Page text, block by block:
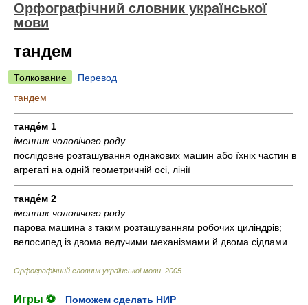
Орфографічний словник української
мови
тандем
Толкование
Перевод
тандем
—————————————————————————————
танде́м 1
іменник чоловічого роду
послідовне розташування однакових машин або їхніх частин в
агрегаті на одній геометричній осі, лінії
—————————————————————————————
танде́м 2
іменник чоловічого роду
парова машина з таким розташуванням робочих циліндрів;
велосипед із двома ведучими механізмами й двома сідлами
Орфографічний словник української мови 2005
Игры ⚽
Поможем сделать НИР